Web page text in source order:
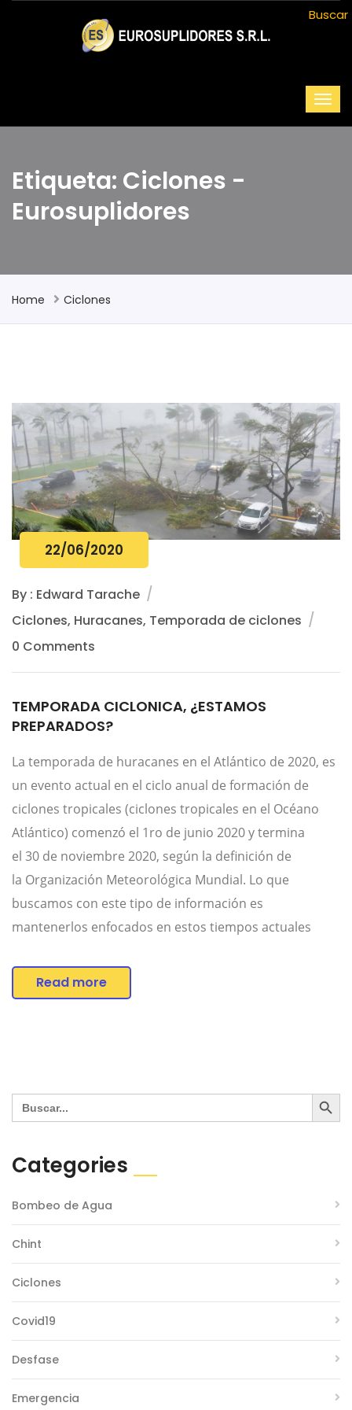
Buscar
Etiqueta: Ciclones -
Eurosuplidores
Home Ciclones
22/06/2020
By : Edward Tarache
Ciclones, Huracanes, Temporada de ciclones
0 Comments
TEMPORADA CICLONICA, ¿ESTAMOS
PREPARADOS?
La temporada de huracanes en el Atlántico de 2020, es
un evento actual en el ciclo anual de formación de
ciclones tropicales (ciclones tropicales en el Océano
Atlántico) comenzó el 1ro de junio 2020 y termina
el 30 de noviembre 2020, según la definición de
la Organización Meteorológica Mundial. Lo que
buscamos con este tipo de información es
mantenerlos enfocados en estos tiempos actuales
Read more
Search
for:
Search Button
Categories
Bombeo de Agua
Chint
Ciclones
Covid19
Desfase
Emergencia